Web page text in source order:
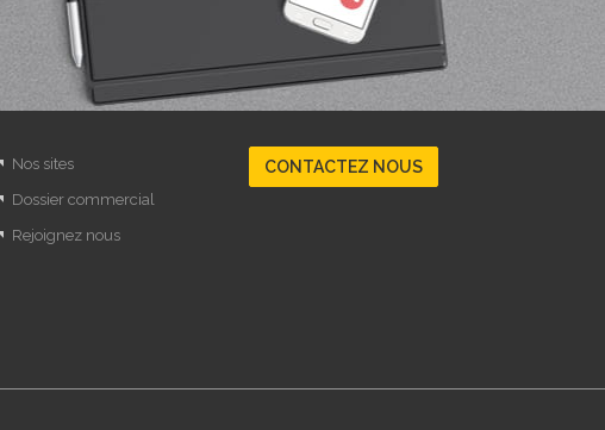
Nos sites
Dossier commercial
Rejoignez nous
CONTACTEZ NOUS